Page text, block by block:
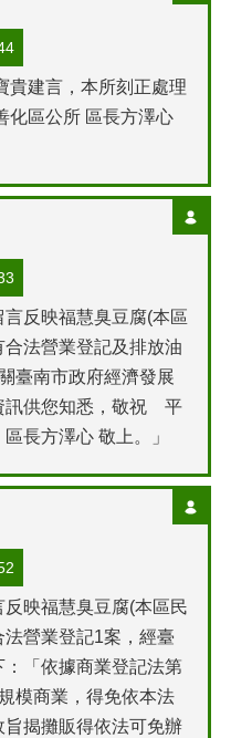
貴建言，本所刻正處理
化區公所 區長方澤心
言反映福慧臭豆腐(本區
法營業登記及排放油
臺南市政府經濟發展
訊供您知悉，敬祝 平
長方澤心 敬上。」
映福慧臭豆腐(本區民
營業登記1案，經臺
「依據商業登記法第
模商業，得免依本法
揭攤販得依法可免辦